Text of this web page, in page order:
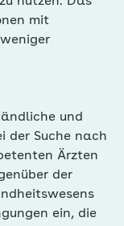
mit
und
der Suche nach
Ärzten
der
ein, die